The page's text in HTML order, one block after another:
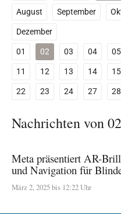
August
September
Dezember
01
02 03 04 05
11
12 13 14 15
22
23 24 27 28
Nachrichten von
Meta präsentiert AR-
und Navigation für
März 2, 2025 bis 12:22 Uhr